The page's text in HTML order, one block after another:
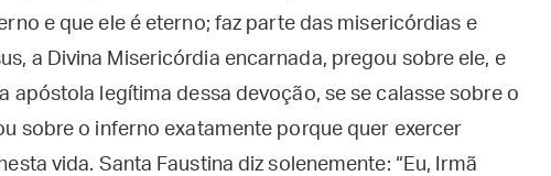
e que ele é eterno; faz parte das misericórdias e
a Divina Misericórdia encarnada, pregou sobre ele, e
apóstola legítima dessa devoção, se se calasse sobre o
sobre o inferno exatamente porque quer exercer
vida. Santa Faustina diz solenemente: “Eu, Irmã